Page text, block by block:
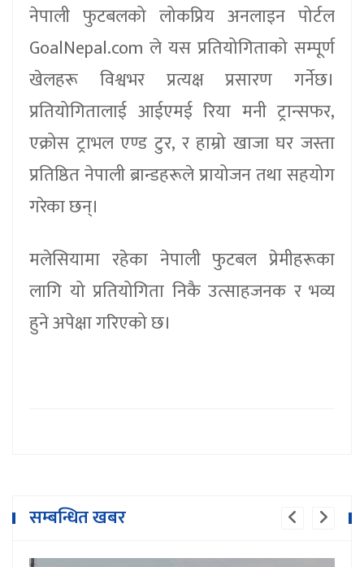
नेपाली फुटबलको लोकप्रिय अनलाइन पोर्टल
GoalNepal.com ले यस प्रतियोगिताको सम्पूर्ण
खेलहरू विश्वभर प्रत्यक्ष प्रसारण गर्नेछ।
प्रतियोगितालाई आईएमई रिया मनी ट्रान्सफर,
एक्रोस ट्राभल एण्ड टुर, र हाम्रो खाजा घर जस्ता
प्रतिष्ठित नेपाली ब्रान्डहरूले प्रायोजन तथा सहयोग
गरेका छन्।
मलेसियामा रहेका नेपाली फुटबल प्रेमीहरूका
लागि यो प्रतियोगिता निकै उत्साहजनक र भव्य
हुने अपेक्षा गरिएको छ।
सम्बन्धित खबर